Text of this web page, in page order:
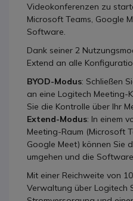
Videokonferenzen zu
Microsoft Teams, Google
Software.
Dank seiner 2
Extend an alle
BYOD-Modus: Schließen
an eine Logitech Meeting-
Sie die Kontrolle über Ihr
Extend-Modus: In einem
Meeting-Raum (Microsoft
Google Meet) können Sie
umgehen und die
Mit einer Reichweite von
Verwaltung über Logitech